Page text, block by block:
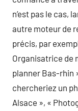
n’est pas le cas,
autre moteur de
précis, par
Organisatrice de
planner Bas-rhin
chercheriez un
Alsace », «